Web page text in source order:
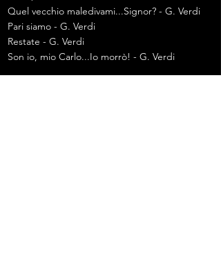
Quel vecchio maledivami...Signor? - G. Verdi
Pari siamo - G. Verdi
Restate - G. Verdi
Son io, mio Carlo...Io morrò! - G. Verdi